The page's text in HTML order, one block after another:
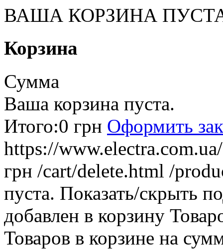
ВАША КОРЗИНА
Корзина
Сумма
Ваша корзина пуста.
Итого:0 грн Оформить
https://
грн /cart/delete.html /
пуста. Показать/скрыть
добавлен в корзину
Товаров в корзине на